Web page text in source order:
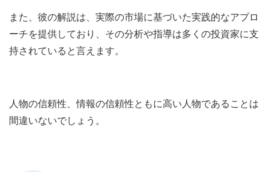
また、彼の解説は、実際の市場に基づいた実践的なアプロ
ーチを提供しており、その分析や指導は多くの投資家に支
持されていると言えます。
人物の信頼性、情報の信頼性ともに高い人物であることは
間違いないでしょう。